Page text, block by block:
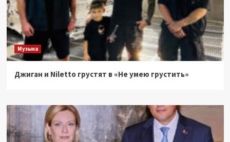
Музыка
Джиган и Niletto грустят в «Не умею грустить»